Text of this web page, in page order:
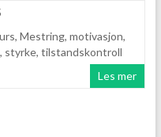
, Mestring, motivasjon,
, styrke, tilstandskontroll
Les mer